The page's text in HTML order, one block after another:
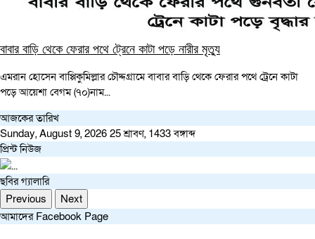
বাবার বাড়ি থেকে ফেরার পথে ট্রেনে কাটা পড়ে নারীর মৃত্যু
এমরান হোসেন বাপ্পিকুমিল্লার চৌদ্দগ্রামে বাবার বাড়ি থেকে ফেরার পথে ট্রেনে কাটা
পড়ে আয়েশা বেগম (৭০)নাম...
আজকের তারিখ
Sunday, August 9, 2026 25 শ্রাবণ, 1433 বঙ্গাব্দ
প্রিন্ট নিউজ
ছবির গ্যালারি
Previous
Next
আমাদের Facebook Page